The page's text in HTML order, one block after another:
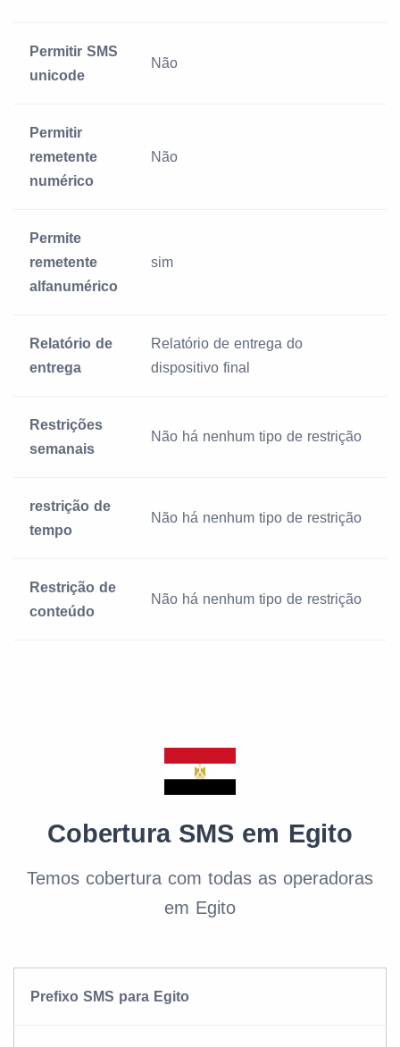
Permitir SMS
unicode
Não
Permitir
remetente
numérico
Não
Permite
remetente
alfanumérico
sim
Relatório de
entrega
Relatório de entrega do
dispositivo final
Restrições
semanais
Não há nenhum tipo de restrição
restrição de
tempo
Não há nenhum tipo de restrição
Restrição de
conteúdo
Não há nenhum tipo de restrição
Cobertura SMS em Egito
Temos cobertura com todas as operadoras
em Egito
Prefixo SMS para Egito